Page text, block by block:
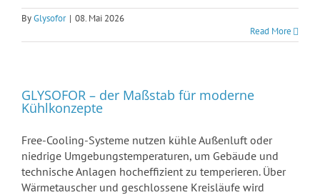
ByGlysofor | 08. Mai 2026
Read More
GLYSOFOR – der Maßstab für moderne
Kühlkonzepte
Free-Cooling-Systeme nutzen kühle Außenluft oder
niedrige Umgebungstemperaturen, um Gebäude und
technische Anlagen hocheffizient zu temperieren. Über
Wärmetauscher und geschlossene Kreisläufe wird